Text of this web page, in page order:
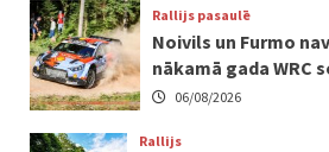
Rallijs pasaulē
Noivils un Furmo
nākamā gada WRC
06/08/2026
Rallijs